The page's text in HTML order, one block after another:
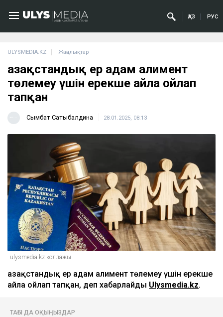
ҚАЗ РУС
ULYSMEDIA.KZ Жаңалықтар
Қазақстандық ер адам алимент
төлемеу үшін ерекше айла ойлап
тапқан
Сымбат Сатыбалдина 28.01.2025, 08:13
ulysmedia.kz коллажы
Қазақстандық ер адам алимент төлемеу үшін ерекше
айла ойлап тапқан, деп хабарлайды Ulysmedia.kz.
ТАҒЫ ДА ОҚЫҢЫЗДАР